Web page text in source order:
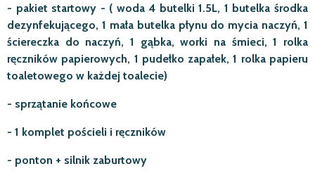
- pakiet startowy - ( woda 4 butelki 1.5L, 1 butelka środka
dezynfekującego, 1 mała butelka płynu do mycia naczyń, 1
ściereczka do naczyń, 1 gąbka, worki na śmieci, 1 rolka
ręczników papierowych, 1 pudełko zapałek, 1 rolka papieru
toaletowego w każdej toalecie)
- sprzątanie końcowe
- 1 komplet pościeli i ręczników
- ponton + silnik zaburtowy